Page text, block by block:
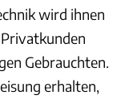
wird ihnen
Gebrauchten.
erhalten,